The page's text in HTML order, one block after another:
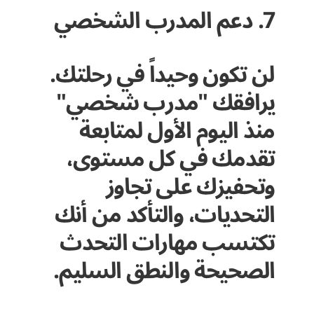
7. دعم المدرب الشخصي
لن تكون وحيداً في رحلتك.
يرافقك "مدرب شخصي"
منذ اليوم الأول لمتابعة
تقدمك في كل مستوى،
وتحفيزك على تجاوز
التحديات، والتأكد من أنك
تكتسب مهارات التحدث
الصحيحة والنطق السليم.